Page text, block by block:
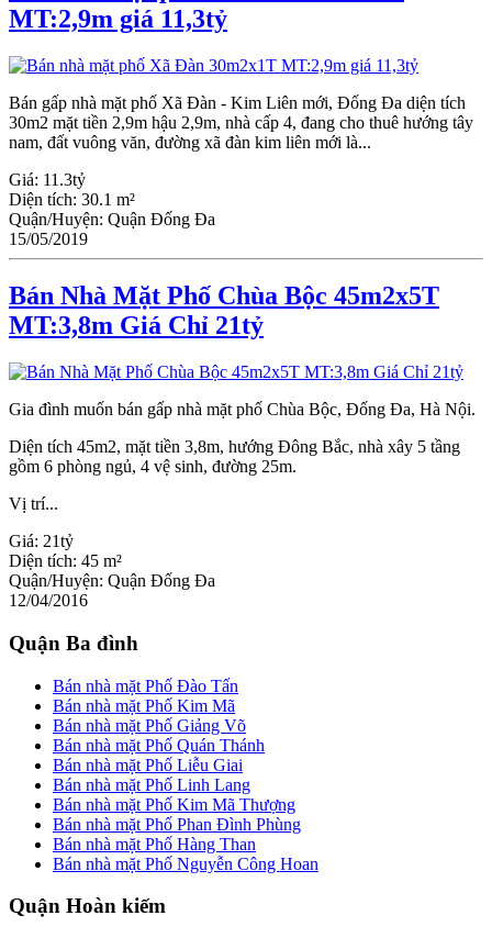
MT:2,9m giá 11,3tỷ
Bán gấp nhà mặt phố Xã Đàn - Kim Liên mới, Đống Đa diện tích
30m2 mặt tiền 2,9m hậu 2,9m, nhà cấp 4, đang cho thuê hướng tây
nam, đất vuông văn, đường xã đàn kim liên mới là...
Giá: 11.3tỷ
Diện tích: 30.1 m²
Quận/Huyện: Quận Đống Đa
15/05/2019
Bán Nhà Mặt Phố Chùa Bộc 45m2x5T
MT:3,8m Giá Chỉ 21tỷ
Gia đình muốn bán gấp nhà mặt phố Chùa Bộc, Đống Đa, Hà Nội.
Diện tích 45m2, mặt tiền 3,8m, hướng Đông Bắc, nhà xây 5 tầng
gồm 6 phòng ngủ, 4 vệ sinh, đường 25m.
Vị trí...
Giá: 21tỷ
Diện tích: 45 m²
Quận/Huyện: Quận Đống Đa
12/04/2016
Quận Ba đình
Bán nhà mặt Phố Đào Tấn
Bán nhà mặt Phố Kim Mã
Bán nhà mặt Phố Giảng Võ
Bán nhà mặt Phố Quán Thánh
Bán nhà mặt Phố Liễu Giai
Bán nhà mặt Phố Linh Lang
Bán nhà mặt Phố Kim Mã Thượng
Bán nhà mặt Phố Phan Đình Phùng
Bán nhà mặt Phố Hàng Than
Bán nhà mặt Phố Nguyễn Công Hoan
Quận Hoàn kiếm